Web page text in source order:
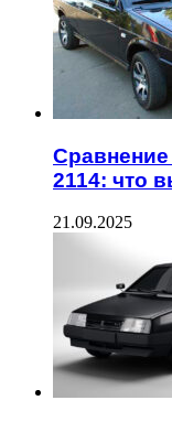
2114: что
21.09.2025